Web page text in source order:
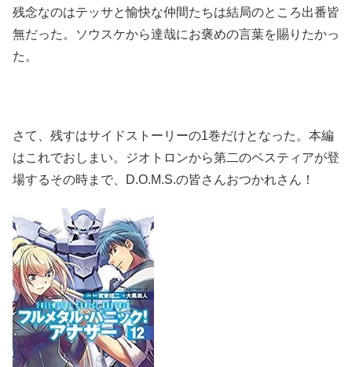
残念なのはテッサと愉快な仲間たちは結局のところ出番皆
無だった。ソウスケから達哉にお褒めの言葉を賜りたかっ
た。
さて、残すはサイドストーリーの1巻だけとなった。本編
はこれでおしまい。ジオトロンから第二のベスティアが登
場するその時まで、D.O.M.S.の皆さんおつかれさん！